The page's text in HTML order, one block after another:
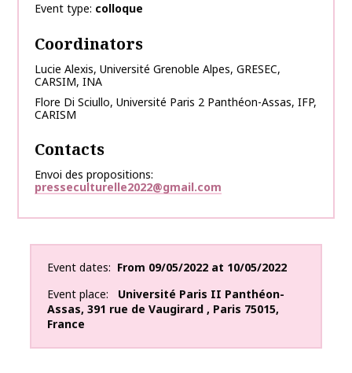
Event type colloque
Coordinators
Lucie Alexis, Université Grenoble Alpes, GRESEC,
CARSIM, INA
Flore Di Sciullo, Université Paris 2 Panthéon-Assas, IFP,
CARISM
Contacts
Envoi des propositions
presseculturelle2022@gmail.com
Event dates From 09/05/2022 at 10/05/2022
Event place
Université Paris II Panthéon-
Assas, 391 rue de Vaugirard , Paris 75015,
France